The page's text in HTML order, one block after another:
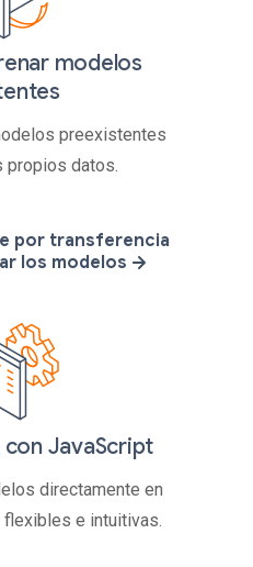
modelos
preexistentes
propios datos.
por transferencia
los modelos
JavaScript
directamente en
e intuitivas.